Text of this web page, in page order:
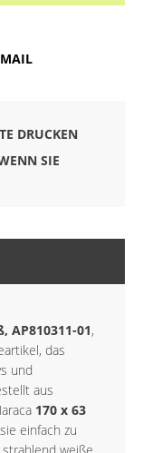
DRUCKEN
SIE
AP810311-01,
das
und
aus
170 x 63
einfach zu